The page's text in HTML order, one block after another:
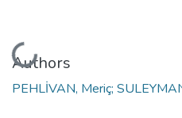
Loading...
Authors
PEHLİVAN, Meriç;